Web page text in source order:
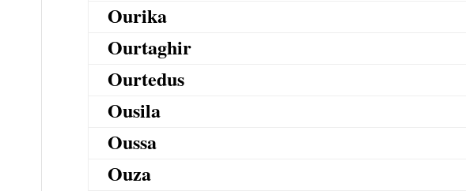
Ourika
Ourtaghir
Ourtedus
Ousila
Oussa
Ouza